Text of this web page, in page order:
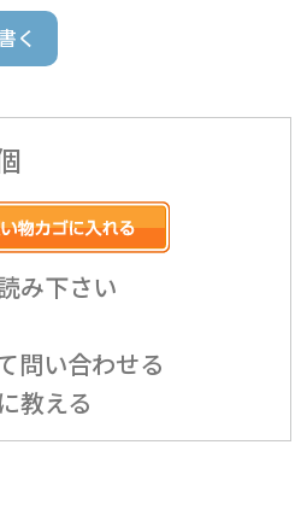
く
み下さい
問い合わせる
教える